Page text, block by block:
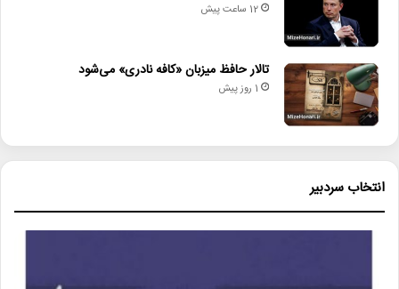
12 ساعت پیش
تالار حافظ میزبان «کافه نادری» می‌شود
1 روز پیش
انتخاب سردبیر